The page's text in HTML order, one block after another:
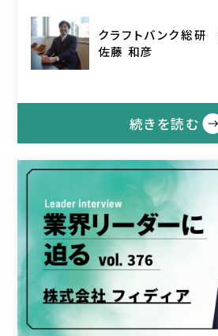
クラフトバンク総研
佐藤 和彦
続きを読む